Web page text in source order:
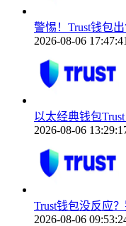
警惕！Trust钱包
2026-08-06 17:47:41
以太经典钱包
2026-08-06
Trust钱包没反应
2026-08-06